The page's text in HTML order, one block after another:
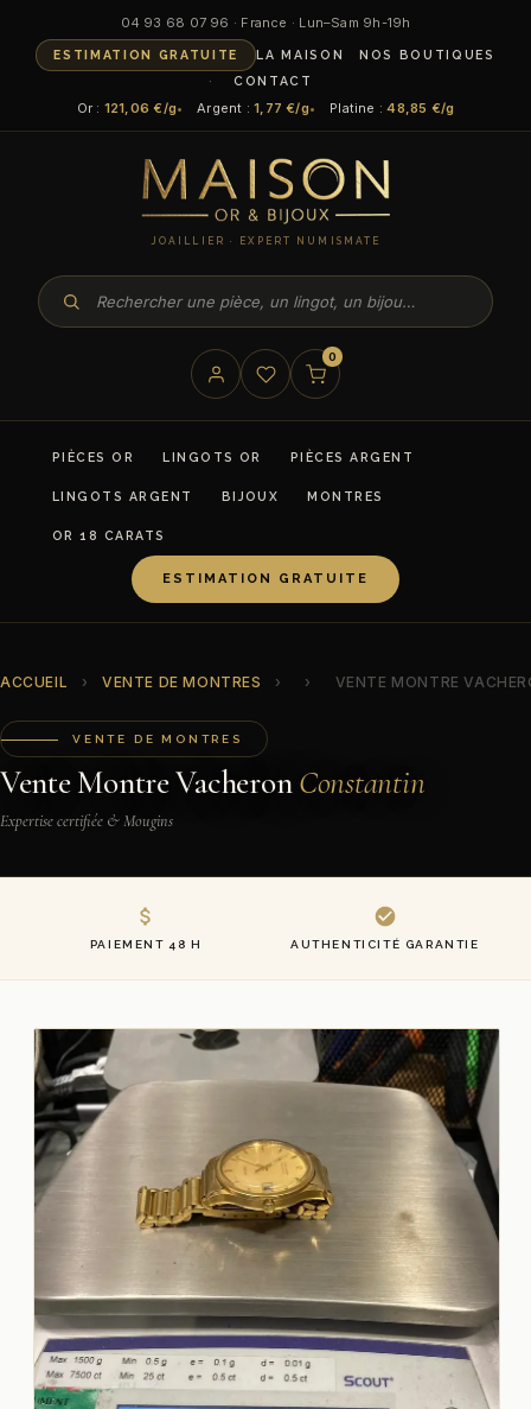
04 93 68 07 96 · France · Lun–Sam 9h-19h
ESTIMATION GRATUITE LA MAISON
NOS BOUTIQUES
CONTACT
Or : 121,06 €/g Argent :1,77 €/g Platine :48,85 €/g
JOAILLIER · EXPERT NUMISMATE
0
PIÈCES OR LINGOTS OR PIÈCES ARGENT
LINGOTS ARGENT BIJOUX MONTRES
OR 18 CARATS
ESTIMATION GRATUITE
ACCUEIL › VENTE DE MONTRES › › VENTE MONTRE
VENTE DE MONTRES
Vente Montre VacheronConstantin
Expertise certifiée & Mougins
PAIEMENT 48 H AUTHENTICITÉ GARANTIE